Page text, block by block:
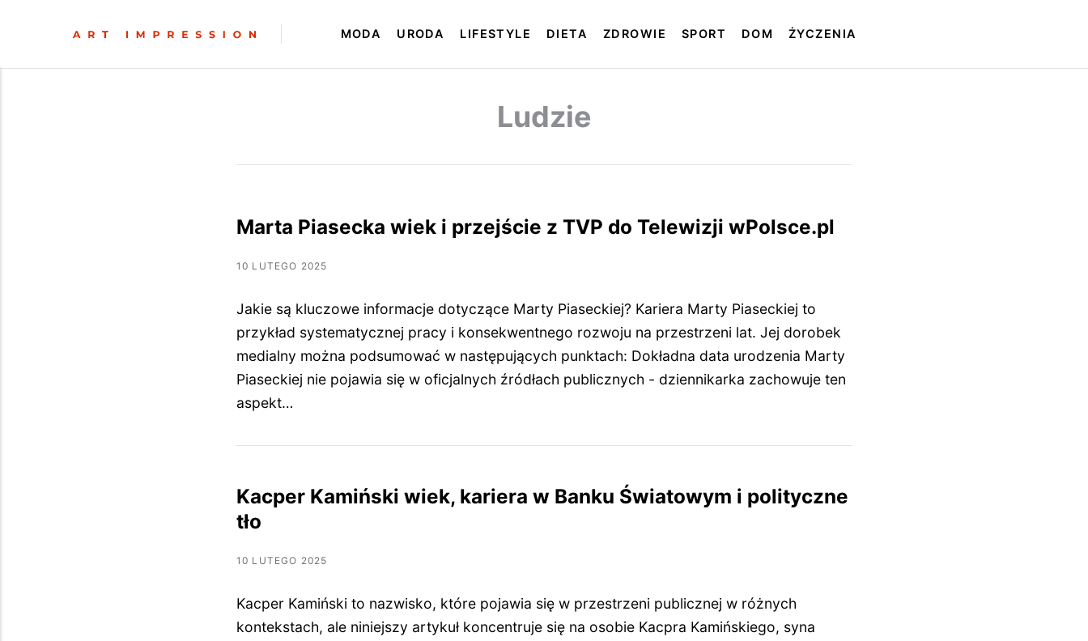
MODA URODA LIFESTYLE DIETA ZDROWIE SPORT DOM ŻYCZENIA
Ludzie
Marta Piasecka wiek i przejście z TVP do Telewizji wPolsce.pl
10 LUTEGO 2025
Jakie są kluczowe informacje dotyczące Marty Piaseckiej? Kariera Marty Piaseckiej to
przykład systematycznej pracy i konsekwentnego rozwoju na przestrzeni lat. Jej dorobek
medialny można podsumować w następujących punktach: Dokładna data urodzenia Marty
Piaseckiej nie pojawia się w oficjalnych źródłach publicznych - dziennikarka zachowuje ten
aspekt…
Kacper Kamiński wiek, kariera w Banku Światowym i polityczne
tło
10 LUTEGO 2025
Kacper Kamiński to nazwisko, które pojawia się w przestrzeni publicznej w różnych
kontekstach, ale niniejszy artykuł koncentruje się na osobie Kacpra Kamińskiego, syna